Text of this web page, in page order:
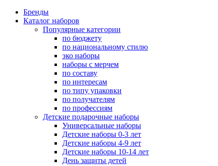
Бренды
Каталог наборов
Популярные категории
по бюджету
по национальному стилю
эко наборы
наборы с мерчем
по составу
по интересам
по типу упаковки
по получателям
по профессиям
Детские подарочные наборы
Универсальные наборы
Детские наборы 0-3 лет
Детские наборы 4-9 лет
Детские наборы 10-14 лет
День защиты детей